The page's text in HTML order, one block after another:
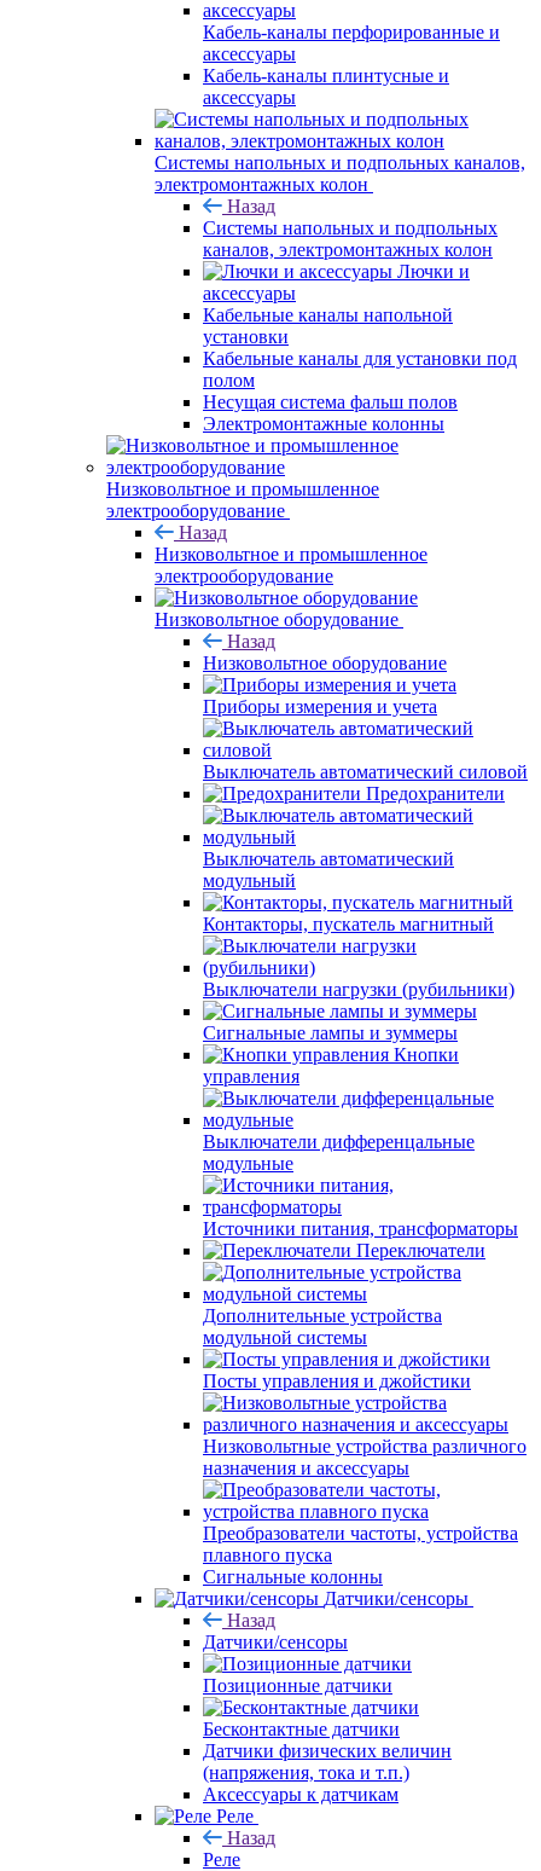
Кабель-каналы перфорированные и
аксессуары
Кабель-каналы плинтусные и
аксессуары
Системы напольных и подпольных каналов,
электромонтажных колон
Назад
Системы напольных и подпольных
каналов, электромонтажных колон
Лючки и
аксессуары
Кабельные каналы напольной
установки
Кабельные каналы для установки под
полом
Несущая система фальш полов
Электромонтажные колонны
Низковольтное и промышленное
электрооборудование
Назад
Низковольтное и промышленное
электрооборудование
Низковольтное оборудование
Назад
Низковольтное оборудование
Приборы измерения и учета
Выключатель автоматический силовой
Предохранители
Выключатель автоматический
модульный
Контакторы, пускатель магнитный
Выключатели нагрузки (рубильники)
Сигнальные лампы и зуммеры
Кнопки
управления
Выключатели дифференцальные
модульные
Источники питания, трансформаторы
Переключатели
Дополнительные устройства
модульной системы
Посты управления и джойстики
Низковольтные устройства различного
назначения и аксессуары
Преобразователи частоты, устройства
плавного пуска
Сигнальные колонны
Датчики/сенсоры
Назад
Датчики/сенсоры
Позиционные датчики
Бесконтактные датчики
Датчики физических величин
(напряжения, тока и т.п.)
Аксессуары к датчикам
Реле
Назад
Реле